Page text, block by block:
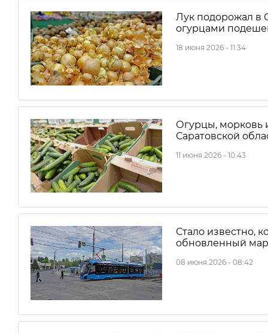
Лук подорожал в
огурцами
18 июня 2026 - 11:34
Огурцы, морковь
Саратовской
11 июня 2026 - 10:43
Стало известно,
обновленный
08 июня 2026 - 08:42